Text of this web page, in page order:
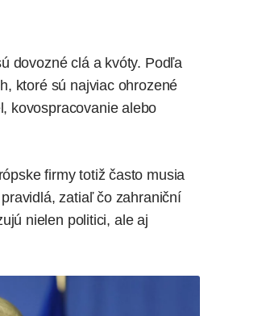
dovozné clá a kvóty. Podľa
ktoré sú najviac ohrozené
kovospracovanie alebo
firmy totiž často musia
zatiaľ čo zahraniční
nielen politici, ale aj